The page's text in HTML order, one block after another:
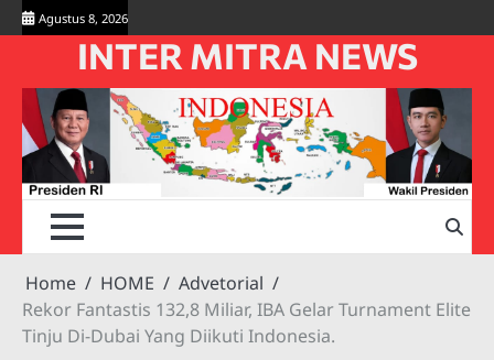
Skip
to
Agustus 8, 2026
INTER MITRA NEWS
Home HOME
Advetorial
Rekor Fantastis 132,8 Miliar, IBA Gelar Turnament Elite
Tinju Di-Dubai Yang Diikuti Indonesia.